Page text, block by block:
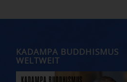
KADAMPA BUDDHISMUS
WELTWEIT